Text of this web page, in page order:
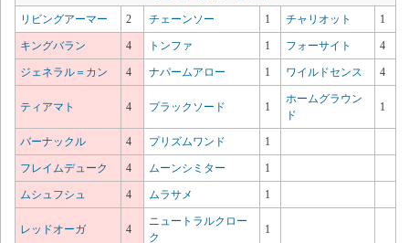
リビングアーマー 2 チェーンソー 1 チャリオット 1
キングバラン 4 トンファ 1 フォーサイト 4
ジェネラル＝カン 4 ナパームアロー 1 ワイルドセンス 4
ティアマト 4 プラックソード 1
ホームグラウン
ド
1
バーナックル 4 プリズムワンド 1
フレイムデューク 4 ムーンシミター 1
ムシュフシュ 4 ムラサメ 1
レッドオーガ 4
ニュートラルクロー
ク
1